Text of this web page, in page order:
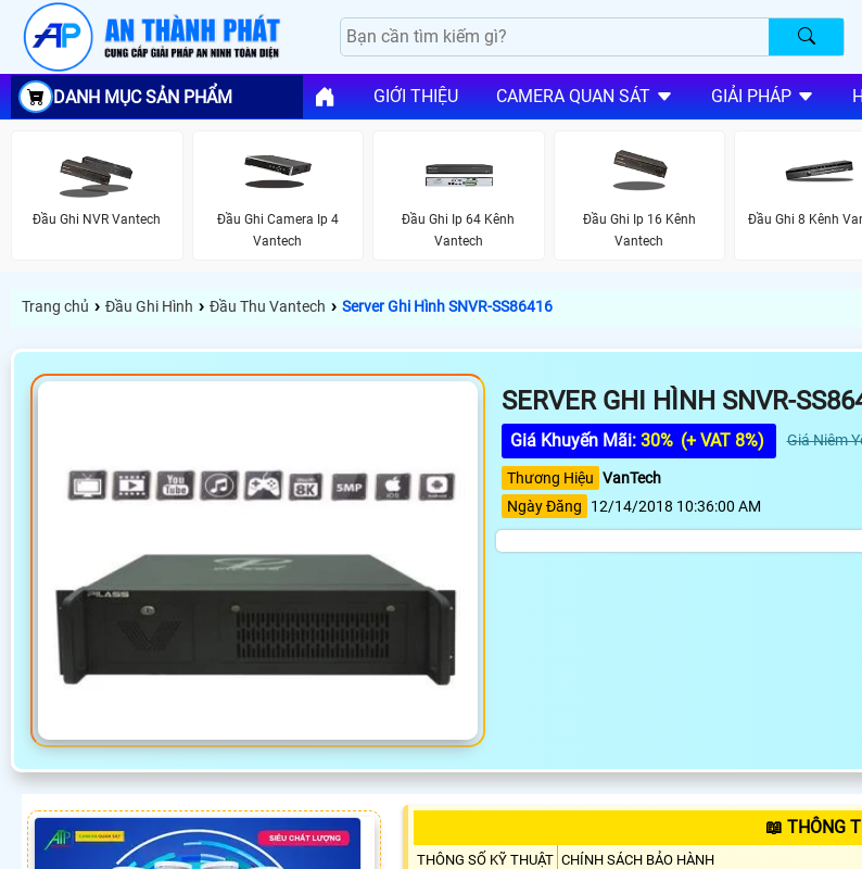
DANH MỤC SẢN PHẨM GIỚI THIỆU CAMERA QUAN SÁT GIẢI PHÁP
Đầu Ghi NVR Vantech
Đầu Ghi Camera Ip 4
Vantech
Đầu Ghi Ip 64 Kênh
Vantech
Đầu Ghi Ip 16 Kênh
Vantech
Đầu Ghi 8 Kênh
Trang chủ › Đầu Ghi Hình › Đầu Thu Vantech › Server Ghi Hình SNVR-SS86416
SERVER GHI HÌNH SNVR-
Giá Khuyến Mãi: 30% (+ VAT 8%) Giá Niêm
Thương Hiệu VanTech
Ngày Đăng
12/14/2018 10:36:00 AM
📖 THÔNG
THÔNG SỐ KỸ THUẬT CHÍNH SÁCH BẢO HÀNH